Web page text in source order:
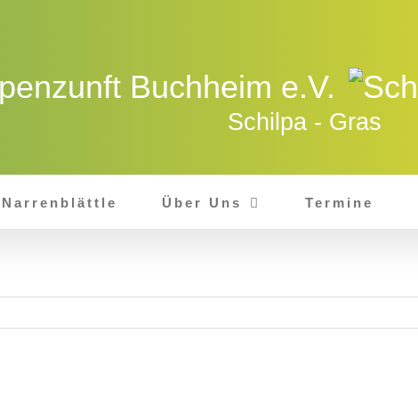
Buchheim e.V.
Schilpa - Gras
Narrenblättle Über Uns Termine